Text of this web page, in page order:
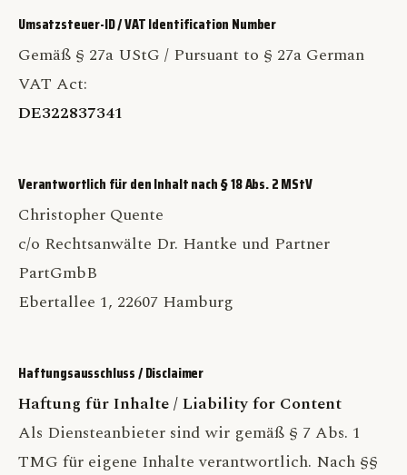
Umsatzsteuer-ID / VAT Identification Number
Gemäß § 27a UStG / Pursuant to § 27a German
VAT Act:
DE322837341
Verantwortlich für den Inhalt nach § 18 Abs. 2 MStV
Christopher Quente
c/o Rechtsanwälte Dr. Hantke und Partner
PartGmbB
Ebertallee 1, 22607 Hamburg
Haftungsausschluss / Disclaimer
Haftung für Inhalte / Liability for Content
Als Diensteanbieter sind wir gemäß § 7 Abs. 1
TMG für eigene Inhalte verantwortlich. Nach §§